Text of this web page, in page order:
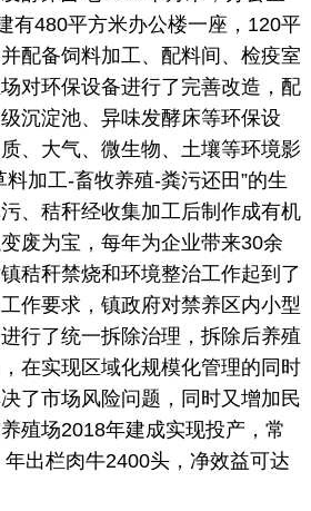
有480平方米办公楼一座，120平
配备饲料加工、配料间、检疫室
对环保设备进行了完善改造，配
沉淀池、异味发酵床等环保设
、大气、微生物、土壤等环境影
加工-畜牧养殖-粪污还田”的生
、秸秆经收集加工后制作成有机
废为宝，每年为企业带来30余
秸秆禁烧和环境整治工作起到了
作要求，镇政府对禁养区内小型
行了统一拆除治理，拆除后养殖
在实现区域化规模化管理的同时
了市场风险问题，同时又增加民
殖场2018年建成实现投产，常
出栏肉牛2400头，净效益可达